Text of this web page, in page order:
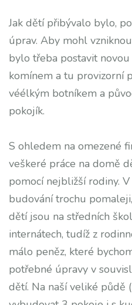
Jak dětí přibývalo bylo,
úprav. Aby mohl
bylo třeba postavit
komínem a tu provizorní
véélkým botníkem a
pokojík.
S ohledem na omezené
veškeré práce na domě
pomocí nejbližší rodiny.
budování trochu
dětí jsou na středních
internátech, tudíž z
málo peněz, které
potřebné úpravy v
dětí. Na naší veliké